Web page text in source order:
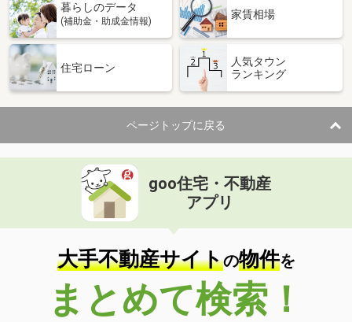
暮らしのデータ
(補助金・助成金情報)
家賃相場
住宅ローン
人気タウン
ランキング
ページトップに戻る
goo住宅・不動産
アプリ
大手不動産サイトの物件を
まとめて検索！